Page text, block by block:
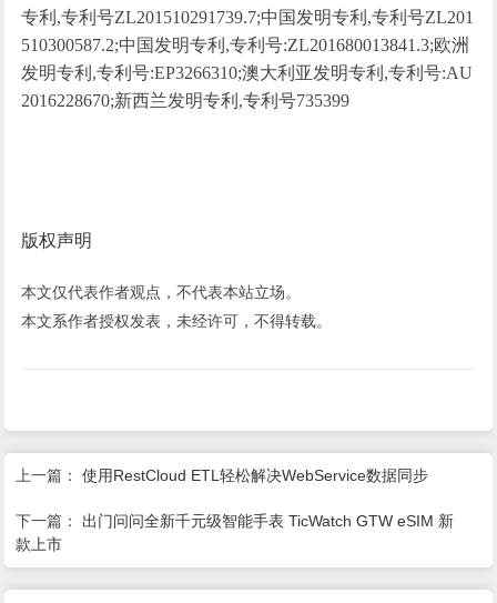
专利,专利号ZL201510291739.7;中国发明专利,专利号ZL201
510300587.2;中国发明专利,专利号:ZL201680013841.3;欧洲
发明专利,专利号:EP3266310;澳大利亚发明专利,专利号:AU
2016228670;新西兰发明专利,专利号735399
版权声明
本文仅代表作者观点，不代表本站立场。
本文系作者授权发表，未经许可，不得转载。
上一篇：使用RestCloud ETL轻松解决WebService数据同步
下一篇： 出门问问全新千元级智能手表 TicWatch GTW eSIM 新
款上市